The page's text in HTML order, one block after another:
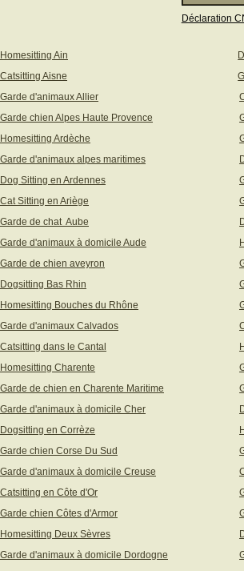
Déclaration
Homesitting Ain
Catsitting Aisne
Garde d'animaux Allier
Garde chien Alpes Haute Provence
Homesitting Ardèche
Garde d'animaux alpes maritimes
Dog Sitting en Ardennes
Cat Sitting en Ariège
Garde de chat Aube
Garde d'animaux à domicile Aude
Garde de chien aveyron
Dogsitting Bas Rhin
Homesitting Bouches du Rhône
Garde d'animaux Calvados
Catsitting dans le Cantal
Homesitting Charente
Garde de chien en Charente Maritime
Garde d'animaux à domicile Cher
Dogsitting en Corrèze
Garde chien Corse Du Sud
Garde d'animaux à domicile Creuse
Catsitting en Côte d'Or
Garde chien Côtes d'Armor
Homesitting Deux Sèvres
Garde d'animaux à domicile Dordogne